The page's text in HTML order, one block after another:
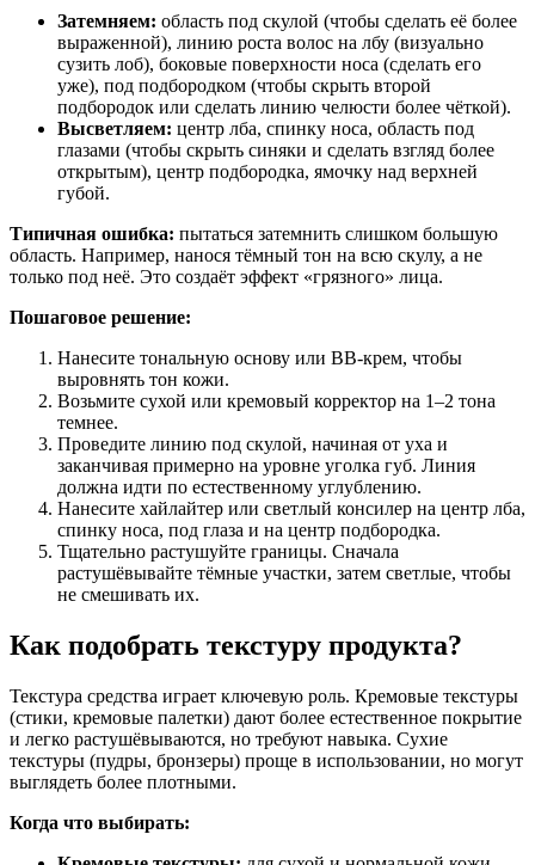
Затемняем: область под скулой (чтобы сделать её более
выраженной), линию роста волос на лбу (визуально
сузить лоб), боковые поверхности носа (сделать его
уже), под подбородком (чтобы скрыть второй
подбородок или сделать линию челюсти более чёткой).
Высветляем: центр лба, спинку носа, область под
глазами (чтобы скрыть синяки и сделать взгляд более
открытым), центр подбородка, ямочку над верхней
губой.
Типичная ошибка: пытаться затемнить слишком большую
область. Например, нанося тёмный тон на всю скулу, а не
только под неё. Это создаёт эффект «грязного» лица.
Пошаговое решение:
Нанесите тональную основу или BB-крем, чтобы
выровнять тон кожи.
Возьмите сухой или кремовый корректор на 1–2 тона
темнее.
Проведите линию под скулой, начиная от уха и
заканчивая примерно на уровне уголка губ. Линия
должна идти по естественному углублению.
Нанесите хайлайтер или светлый консилер на центр лба,
спинку носа, под глаза и на центр подбородка.
Тщательно растушуйте границы. Сначала
растушёвывайте тёмные участки, затем светлые, чтобы
не смешивать их.
Как подобрать текстуру продукта?
Текстура средства играет ключевую роль. Кремовые текстуры
(стики, кремовые палетки) дают более естественное покрытие
и легко растушёвываются, но требуют навыка. Сухие
текстуры (пудры, бронзеры) проще в использовании, но могут
выглядеть более плотными.
Когда что выбирать: